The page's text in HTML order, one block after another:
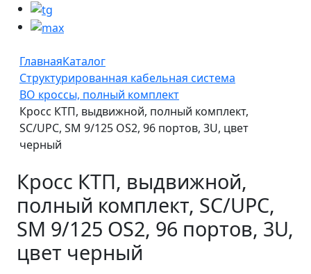
ГлавнаяКаталог
Структурированная кабельная система
ВО кроссы, полный комплект
Кросс КТП, выдвижной, полный комплект,
SC/UPC, SM 9/125 OS2, 96 портов, 3U, цвет
черный
Кросс КТП, выдвижной,
полный комплект, SC/UPC,
SM 9/125 OS2, 96 портов, 3U,
цвет черный